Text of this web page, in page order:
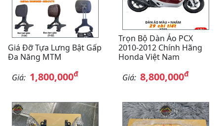
Giá Đỡ Tựa Lưng Bật Gấp
Đa Năng MTM
Giá: 1,800,000đ
Trọn Bộ Dàn Áo PCX
2010-2012 Chính Hãng
Honda Việt Nam
Giá: 8,800,000đ